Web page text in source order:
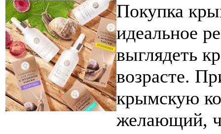
Покупка
идеальное
выглядеть
возрасте.
крымскую
желающий,